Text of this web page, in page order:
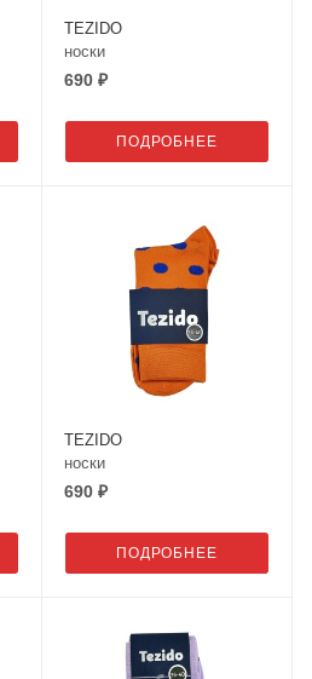
TEZIDO
носки
690 ₽
ПОДРОБНЕЕ
TEZIDO
носки
690 ₽
ПОДРОБНЕЕ